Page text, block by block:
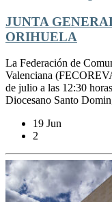
JUNTA
ORIHUELA
La Federación de
Valenciana
de julio a las 12:30
Diocesano Santo
19 Jun
2